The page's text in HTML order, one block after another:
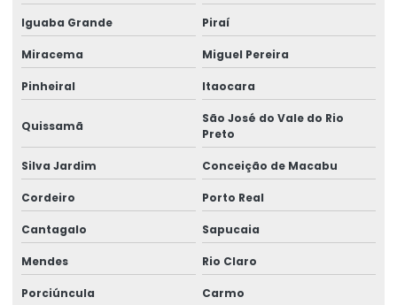
Consultoria em redução risco trabalhista
Consultoria e treinamentos em ergonomia
Elaboração de laudos de insalubridade
Elaboração de quesitos de insalubridade e periculosidade
Elaboração de quesitos médicos
Elaboração de quesitos periciais
Iguaba Grande Piraí
Miracema Miguel Pereira
Pinheiral Itaocara
Quissamã
São José do Vale do Rio
Preto
Silva Jardim Conceição de Macabu
Cordeiro Porto Real
Cantagalo Sapucaia
Mendes Rio Claro
Porciúncula Carmo